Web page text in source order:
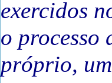
exercidos
o processo
próprio,